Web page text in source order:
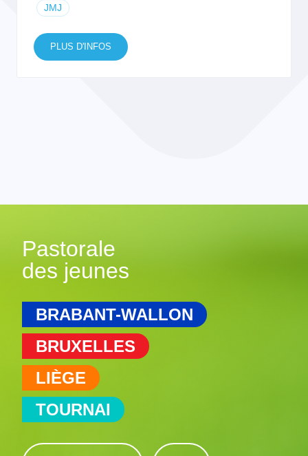
JMJ
PLUS D'INFOS
Pastorale
des jeunes
BRABANT-WALLON
BRUXELLES
LIÈGE
TOURNAI